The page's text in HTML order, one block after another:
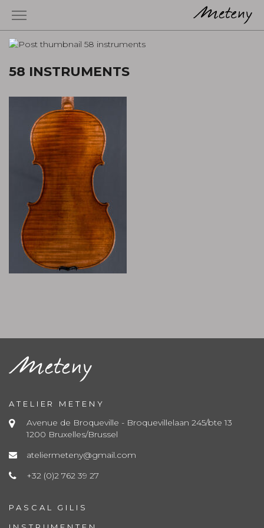
58 INSTRUMENTS
ATELIER METENY
Avenue de Broqueville - Broquevillelaan 245/bte 13
1200 Bruxelles/Brussel
ateliermeteny@gmail.com
+32 (0)2 762 39 27
PASCAL GILIS